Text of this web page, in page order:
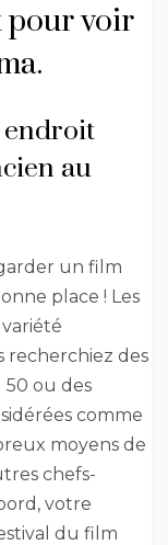
pour voir
endroit
au
un film
place ! Les
recherchiez des
50 ou des
comme
moyens de
chefs-
votre
du film